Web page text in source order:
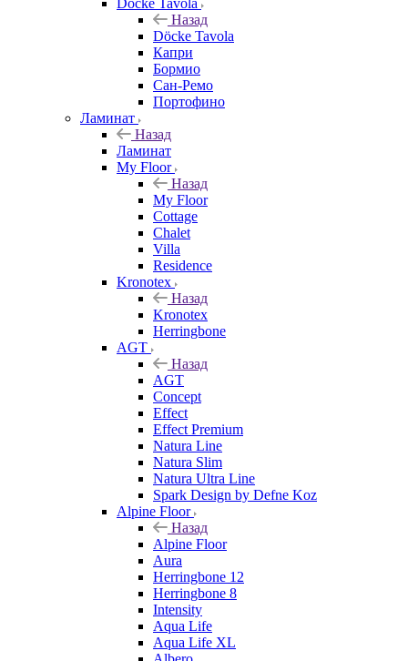
Döcke Tavola
Назад
Döcke Tavola
Капри
Бормио
Сан-Ремо
Портофино
Ламинат
Назад
Ламинат
My Floor
Назад
My Floor
Cottage
Chalet
Villa
Residence
Kronotex
Назад
Kronotex
Herringbone
AGT
Назад
AGT
Concept
Effect
Effect Premium
Natura Line
Natura Slim
Natura Ultra Line
Spark Design by Defne Koz
Alpine Floor
Назад
Alpine Floor
Aura
Herringbone 12
Herringbone 8
Intensity
Aqua Life
Aqua Life XL